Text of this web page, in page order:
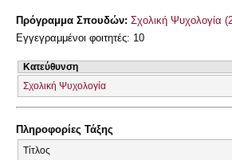
Πρόγραμμα Σπουδών: Σχολική Ψυχολογία
Εγγεγραμμένοι φοιτητές: 10
Κατεύθυνση
Σχολική Ψυχολογία
Πληροφορίες Τάξης
Τίτλος